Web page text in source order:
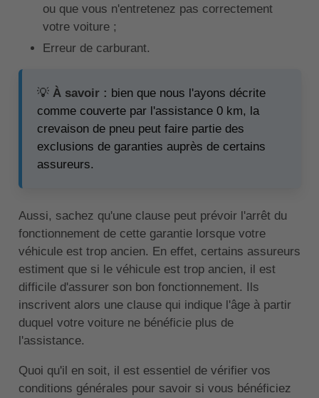
ou que vous n'entretenez pas correctement
votre voiture ;
Erreur de carburant.
💡 À savoir : bien que nous l'ayons décrite
comme couverte par l'assistance 0 km, la
crevaison de pneu peut faire partie des
exclusions de garanties auprès de certains
assureurs.
Aussi, sachez qu'une clause peut prévoir l'arrêt du
fonctionnement de cette garantie lorsque votre
véhicule est trop ancien. En effet, certains assureurs
estiment que si le véhicule est trop ancien, il est
difficile d'assurer son bon fonctionnement. Ils
inscrivent alors une clause qui indique l'âge à partir
duquel votre voiture ne bénéficie plus de
l'assistance.
Quoi qu'il en soit, il est essentiel de vérifier vos
conditions générales pour savoir si vous bénéficiez